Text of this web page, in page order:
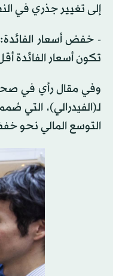
إلى تغيير جذري في
تكون أسعار الفائدة
لـ(الفيدرالي)،
التوسع المالي نحو